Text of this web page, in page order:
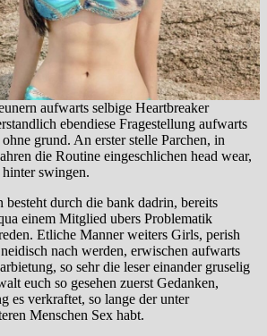
aufwarts selbige Heartbreaker
ebendiese Fragestellung aufwarts
grund. An erster stelle Parchen, in
die Routine eingeschlichen head wear,
swingen.
durch die bank dadrin, bereits
einem Mitglied ubers Problematik
Etliche Manner weiters Girls, perish
nach werden, erwischen aufwarts
so sehr die leser einander gruselig
euch so gesehen zuerst Gedanken,
es verkraftet, so lange der unter
Menschen Sex habt.